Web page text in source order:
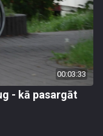
00:03:33
- kā pasargāt